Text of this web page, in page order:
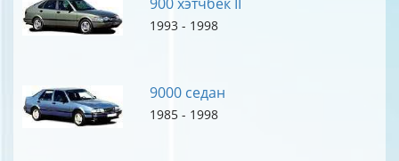
1993 - 1998
9000 седан
1985 - 1998